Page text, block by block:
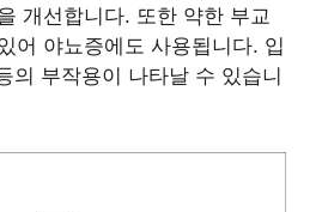
개선합니다. 또한 약한 부교
어 야뇨증에도 사용됩니다. 입
의 부작용이 나타날 수 있습니